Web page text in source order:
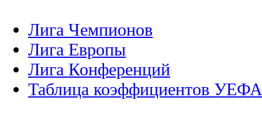
Лига Чемпионов
Лига Европы
Лига Конференций
Таблица коэффициентов УЕФА